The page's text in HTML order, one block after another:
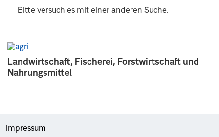
Landwirtschaft, Fischerei, Forstwirtschaft und
Nahrungsmittel
Bitte versuch es mit einer anderen Suche.
Impressum